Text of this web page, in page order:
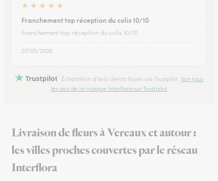
★ ★ ★ ★ ★
Franchement top réception du colis 10/10
Franchement top réception du colis 10/10
07/05/2026
Trustpilot Échantillon d'avis clients fourni via Trustpilot. Voir tous
les avis de la marque Interflora sur Trustpilot
Livraison de fleurs à Vereaux et autour :
les villes proches couvertes par le réseau
Interflora